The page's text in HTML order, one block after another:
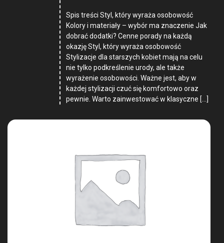
Spis treści Styl, który wyraża osobowość
Kolory i materiały – wybór ma znaczenie Jak
dobrać dodatki? Cenne porady na każdą
okazję Styl, który wyraża osobowość
Stylizacje dla starszych kobiet mają na celu
nie tylko podkreślenie urody, ale także
wyrażenie osobowości. Ważne jest, aby w
każdej stylizacji czuć się komfortowo oraz
pewnie. Warto zainwestować w klasyczne […]